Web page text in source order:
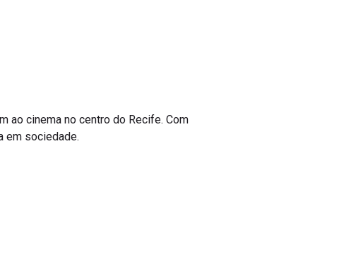
ao cinema no centro do Recife. Com
em sociedade.